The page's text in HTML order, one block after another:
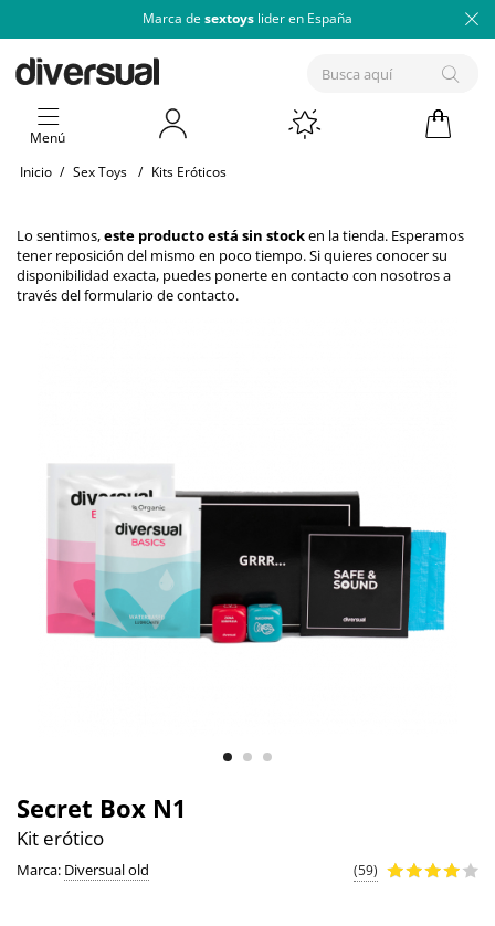
Marca de sextoys lider en España
Menú
Inicio / Sex Toys / Kits Eróticos
Lo sentimos,este producto está sin stocken la tienda. Esperamos
tener reposición del mismo en poco tiempo. Si quieres conocer su
disponibilidad exacta, puedes ponerte en contacto con nosotros a
través delformulario de contacto.
Secret Box N1
Kit erótico
Marca: Diversual old (59)